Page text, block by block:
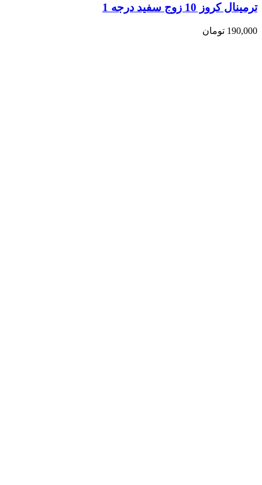
ترمینال کروز 10 زوج سفید درجه 1
190,000 تومان